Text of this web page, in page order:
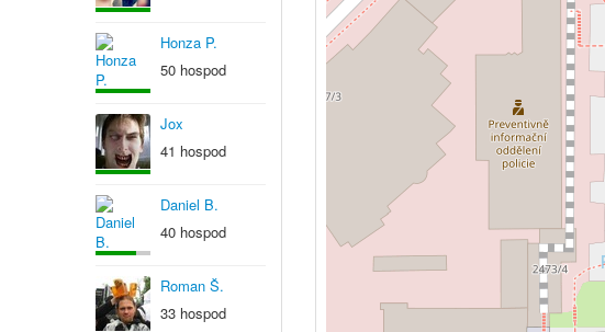
Honza P.
50 hospod
Jox
41 hospod
Daniel B.
40 hospod
Roman Š.
33 hospod